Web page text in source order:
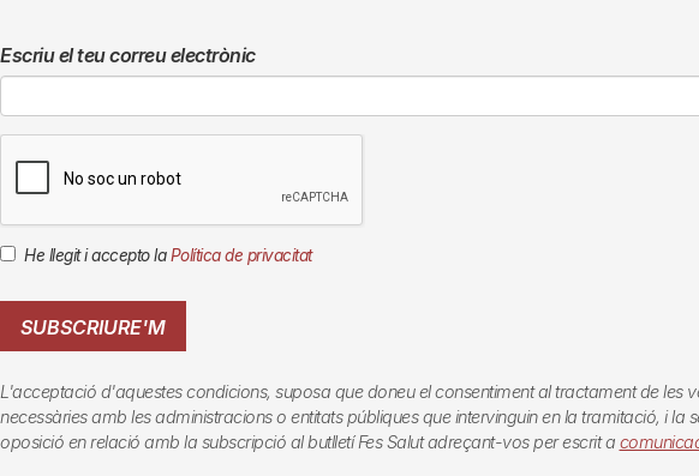
Escriu el teu correu electrònic
He llegit i accepto laPolítica de privacitat
SUBSCRIURE'M
L'acceptació d'aquestes condicions, suposa que doneu el consentiment al tractament de les
necessàries amb les administracions o entitats públiques que intervinguin en la tramitació, i
oposició en relació amb la subscripció al butlletíFes Salutadreçant-vos per escrit a